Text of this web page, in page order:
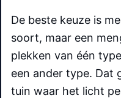
De beste keuze is
soort, maar een
plekken van één
een ander type. Dat
tuin waar het licht